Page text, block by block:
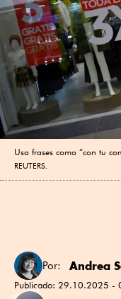
Usa frases como “con tu
REUTERS.
Por: Andrea
Publicado: 29.10.2025 -